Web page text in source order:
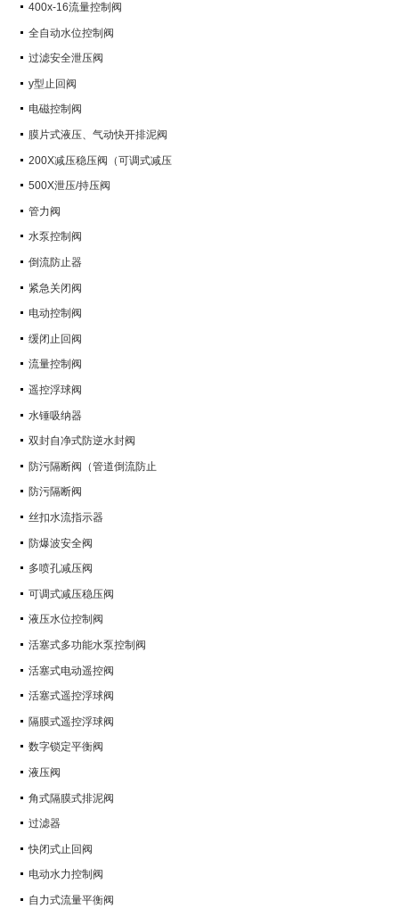
400x-16流量控制阀
全自动水位控制阀
过滤安全泄压阀
y型止回阀
电磁控制阀
膜片式液压、气动快开排泥阀
200X减压稳压阀（可调式减压
阀）
500X泄压/持压阀
管力阀
水泵控制阀
倒流防止器
紧急关闭阀
电动控制阀
缓闭止回阀
流量控制阀
遥控浮球阀
水锤吸纳器
双封自净式防逆水封阀
防污隔断阀（管道倒流防止
防污隔断阀
丝扣水流指示器
防爆波安全阀
多喷孔减压阀
可调式减压稳压阀
液压水位控制阀
活塞式多功能水泵控制阀
活塞式电动遥控阀
活塞式遥控浮球阀
隔膜式遥控浮球阀
数字锁定平衡阀
液压阀
角式隔膜式排泥阀
过滤器
快闭式止回阀
电动水力控制阀
自力式流量平衡阀